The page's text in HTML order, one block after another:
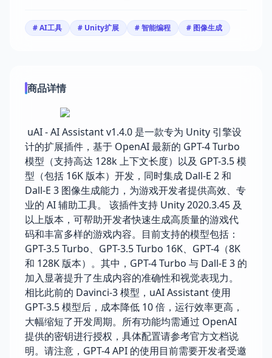
# AI工具 # Unity扩展 # 智能编程 # 图像生成
商品详情
uAI - AI Assistant v1.4.0 是一款专为 Unity 引擎设
计的扩展插件，基于 OpenAI 最新的 GPT-4 Turbo
模型（支持高达 128k 上下文长度）以及 GPT-3.5 模
型（包括 16K 版本）开发，同时集成 Dall-E 2 和
Dall-E 3 图像生成能力，为游戏开发者提供高效、专
业的 AI 辅助工具。 该插件支持 Unity 2020.3.45 及
以上版本，可帮助开发者快速生成高质量的游戏代
码和丰富多样的游戏内容。目前支持的模型包括：
GPT-3.5 Turbo、GPT-3.5 Turbo 16K、GPT-4（8K
和 128K 版本）。其中，GPT-4 Turbo 与 Dall-E 3 的
加入显著提升了生成内容的准确性和视觉表现力。
相比此前的 Davinci-3 模型，uAI Assistant 使用
GPT-3.5 模型后，成本降低 10 倍，运行效率更高，
大幅缩短了开发周期。所有功能均需通过 OpenAI
提供的密钥进行授权，具体配置请参考官方文档说
明。请注意，GPT-4 API 的使用目前需要开发者受邀